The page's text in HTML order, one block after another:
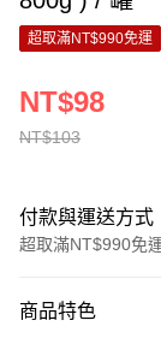
超取滿NT$990免運
NT$103
NT$98
付款與運送方式
超取滿NT$990免
信用卡一次付款
商品特色